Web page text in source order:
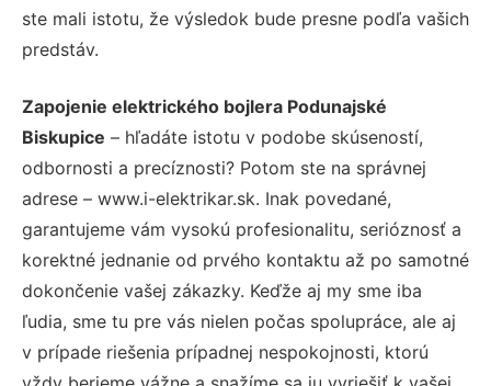
ste mali istotu, že výsledok bude presne podľa vašich
predstáv.
Zapojenie elektrického bojlera Podunajské
Biskupice – hľadáte istotu v podobe skúseností,
odbornosti a precíznosti? Potom ste na správnej
adrese – www.i-elektrikar.sk. Inak povedané,
garantujeme vám vysokú profesionalitu, serióznosť a
korektné jednanie od prvého kontaktu až po samotné
dokončenie vašej zákazky. Keďže aj my sme iba
ľudia, sme tu pre vás nielen počas spolupráce, ale aj
v prípade riešenia prípadnej nespokojnosti, ktorú